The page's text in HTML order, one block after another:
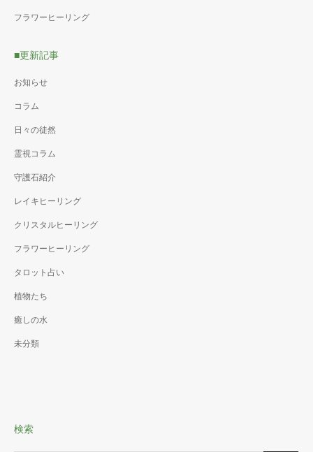
フラワーヒーリング
■更新記事
お知らせ
コラム
日々の徒然
霊視コラム
守護石紹介
レイキヒーリング
クリスタルヒーリング
フラワーヒーリング
タロット占い
植物たち
癒しの水
未分類
検索